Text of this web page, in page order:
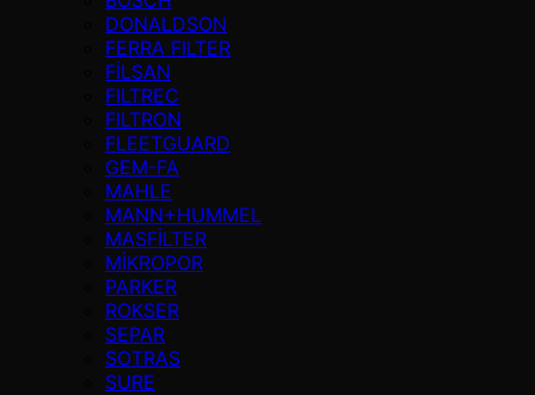
DONALDSON
FERRA FILTER
FİLSAN
FILTREC
FILTRON
FLEETGUARD
GEM-FA
MAHLE
MANN+HUMMEL
MASFİLTER
MİKROPOR
PARKER
ROKSER
SEPAR
SOTRAS
SURE